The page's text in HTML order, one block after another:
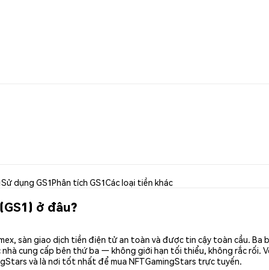
Sử dụng GS1Phân tích GS1Các loại tiền khác
ở đâu?
sàn giao dịch tiền điện tử an toàn và được tin cậy toàn cầu.
cung cấp bên thứ ba — không giới hạn tối thiểu, không rắc rối.
và là nơi tốt nhất để mua NFTGamingStars trực tuyến.